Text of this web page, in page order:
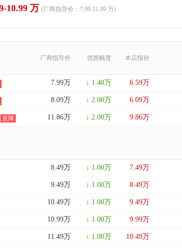
10.99 万 (厂商指导价：7.99-11.99 万)
厂商指导价 优惠幅度 本店报价
7.99万 ↓ 1.40万 6.59万
8.09万 ↓ 2.00万 6.09万
直降 11.86万 ↓ 2.00万 9.86万
8.49万 ↓ 1.00万 7.49万
9.49万 ↓ 1.00万 8.49万
10.49万 ↓ 1.00万 9.49万
10.99万 ↓ 1.00万 9.99万
11.49万 ↓ 1.00万 10.49万